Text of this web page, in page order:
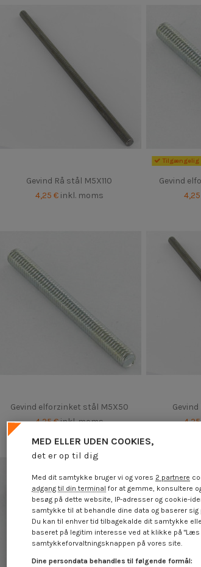
Gevind Rå stål M5X110
4,25 € inkl. moms
Tilgængelig
Gevind
Gevind elforzinket stål M5X50
4,25 €inkl. moms
MED ELLER UDEN COOKIES,
det er op til dig
Med dit samtykke bruger vi og vores 2 partnere
adgang til din terminal for at gemme, konsultere
besøg på dette website, IP-adresser og cookie-
samtykke til at behandle dine data og baserer
Du kan til enhver tid tilbagekalde dit samtykke
baseret på legitim interesse ved at klikke på
samtykkeforvaltningsknappen på vores site.
Dine persondata behandles til følgende formål: